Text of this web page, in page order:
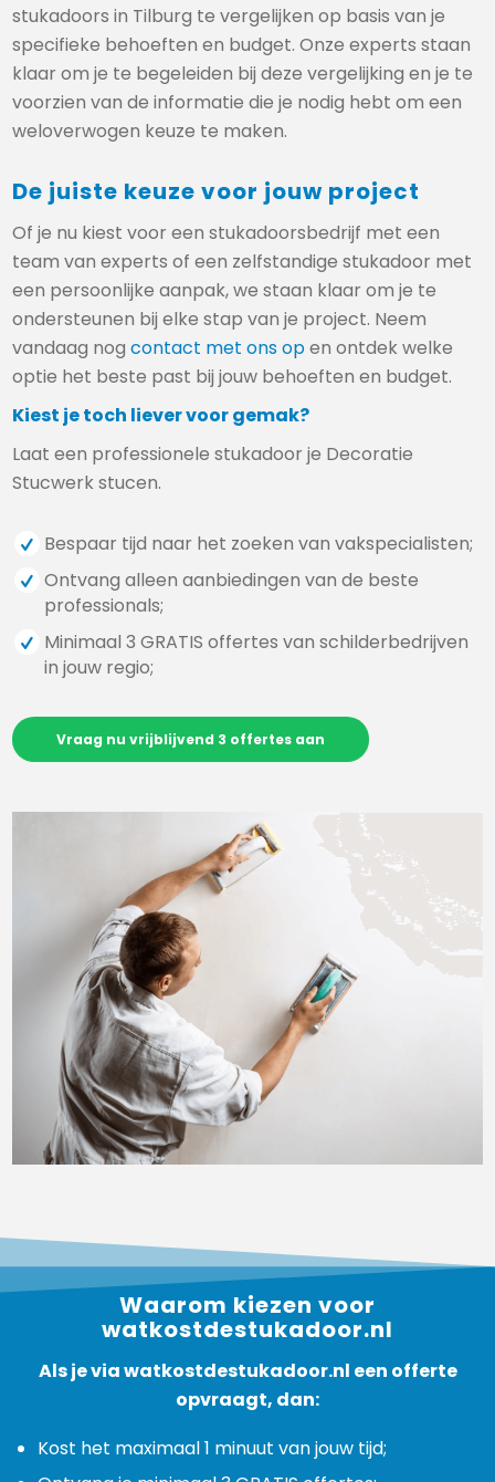
stukadoors in Tilburg te vergelijken op basis van je
specifieke behoeften en budget. Onze experts staan
klaar om je te begeleiden bij deze vergelijking en je te
voorzien van de informatie die je nodig hebt om een
weloverwogen keuze te maken.
De juiste keuze voor jouw project
Of je nu kiest voor een stukadoorsbedrijf met een
team van experts of een zelfstandige stukadoor met
een persoonlijke aanpak, we staan klaar om je te
ondersteunen bij elke stap van je project. Neem
vandaag nogcontact met ons open ontdek welke
optie het beste past bij jouw behoeften en budget.
Kiest je toch liever voor gemak?
Laat een professionele stukadoor je Decoratie
Stucwerk stucen.
Bespaar tijd naar het zoeken van vakspecialisten;
Ontvang alleen aanbiedingen van de beste
professionals;
Minimaal 3 GRATIS offertes van schilderbedrijven
in jouw regio;
Vraag nu vrijblijvend 3 offertes aan
Waarom kiezen voor
watkostdestukadoor.nl
Als je via watkostdestukadoor.nl een offerte
opvraagt, dan:
Kost het maximaal 1 minuut van jouw tijd;